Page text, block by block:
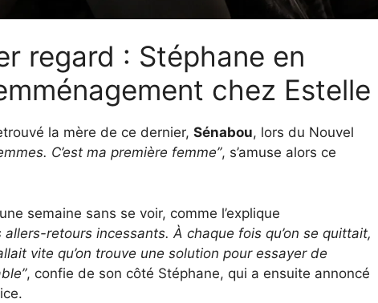
regard : Stéphane en
chez Estelle
la mère de ce dernier, Sénabou, lors du Nouvel
C’est ma première femme”, s’amuse alors ce
semaine sans se voir, comme l’explique
allers-retours incessants. À chaque fois qu’on se quittait,
vite qu’on trouve une solution pour essayer de
, confie de son côté Stéphane, qui a ensuite annoncé